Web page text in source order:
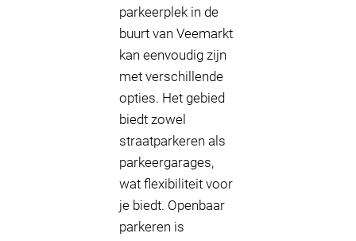
parkeerplek in de
buurt van Veemarkt
kan eenvoudig zijn
met verschillende
opties. Het gebied
biedt zowel
straatparkeren als
parkeergarages,
wat flexibiliteit voor
je biedt. Openbaar
parkeren is